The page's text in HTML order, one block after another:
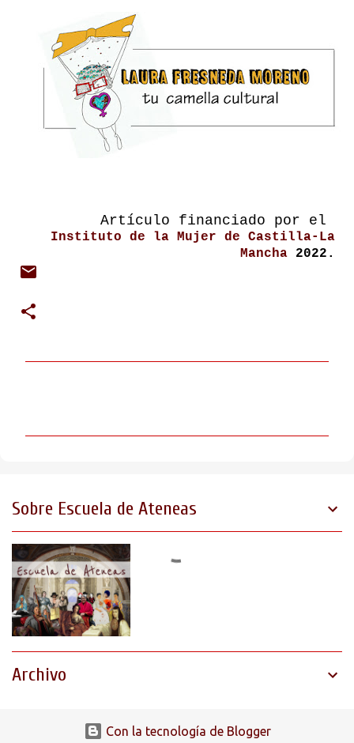
Artículo financiado por el
Instituto de la Mujer de Castilla-La
Mancha 2022.
a
r
i
o
s
Sobre Escuela de Ateneas
Archivo
Con la tecnología de Blogger